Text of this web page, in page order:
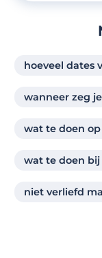
hoeveel dates
wanneer zeg
wat te doen
wat te doen
niet verliefd